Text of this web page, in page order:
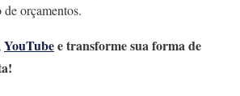
de orçamentos.
YouTubee transforme sua forma de